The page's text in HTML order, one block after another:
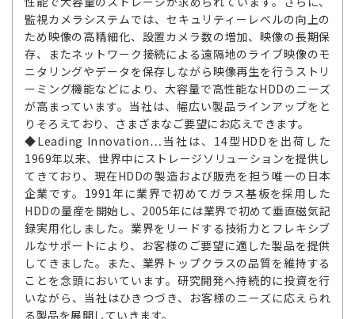
監視カメラシステムでは、セキュリティーレベルの向上の
ため映像の高精細化、設置カメラ数の増加、映像の長期保
存、またネットワーク接続による遠隔地のライブ映像のモ
ニタリングやデータを保存しながら映像再生を行うストリ
ーミング機能などにより、大容量で高性能なHDDのニーズ
が高まっています。当社は、幅広い製品ラインアップをと
りそろえており、さまざまなご要望にお応えできます。
◆Leading Innovation…当社は、14型HDDを出荷した
1969年以来、世界中にストレージソリューションを提供し
てきており、現在HDDの製造および販売を担う唯一の日本
企業です。1991年に業界で初めてガラス基板を採用した
HDDの量産を開始し、2005年には業界で初めて垂直磁気記
録実用化しました。業界をリードする技術力とフレキシブ
ルなサポートにより、お客様のご要望に適した製品を提供
してきました。また、業界トップクラスの品質を維持する
ことを念頭においています。研究開発へ持続的に投資を行
いながら、当社はひきつづき、お客様のニーズに応えられ
る製品を展開していきます。